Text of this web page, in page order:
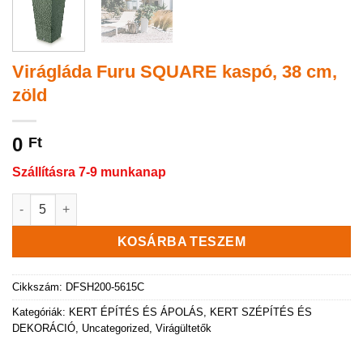
Virágláda Furu SQUARE kaspó, 38 cm,
zöld
0 Ft
Szállításra 7-9 munkanap
Virágláda Furu SQUARE kaspó, 38 cm, zöld mennyiség
KOSÁRBA TESZEM
Cikkszám: DFSH200-5615C
Kategóriák: KERT ÉPÍTÉS ÉS ÁPOLÁS
KERT SZÉPÍTÉS ÉS
DEKORÁCIÓ Uncategorized Virágültetők